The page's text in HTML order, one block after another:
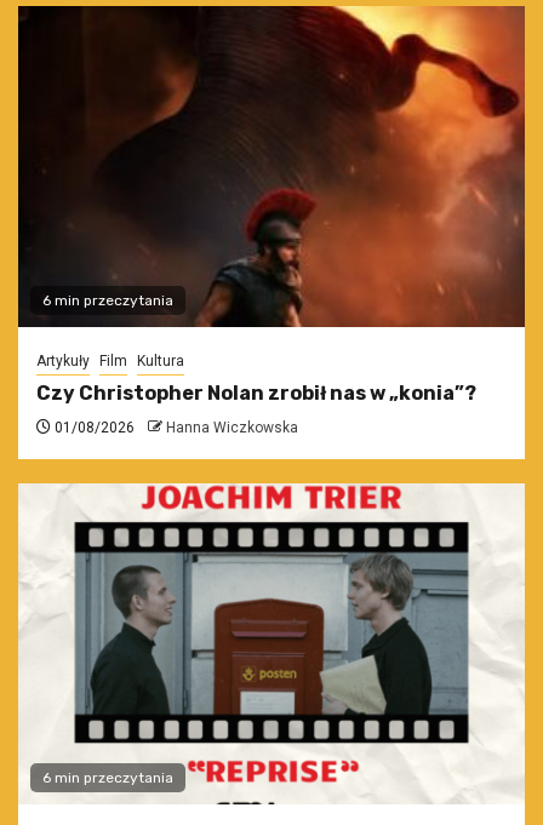
6 min przeczytania
Artykuły Film Kultura
Czy Christopher Nolan zrobił nas w „konia”?
01/08/2026 Hanna Wiczkowska
6 min przeczytania